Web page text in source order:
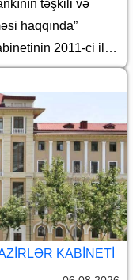
təşkili və
haqqında”
2011-ci il
dəyişiklik edilməsi
KABINETI